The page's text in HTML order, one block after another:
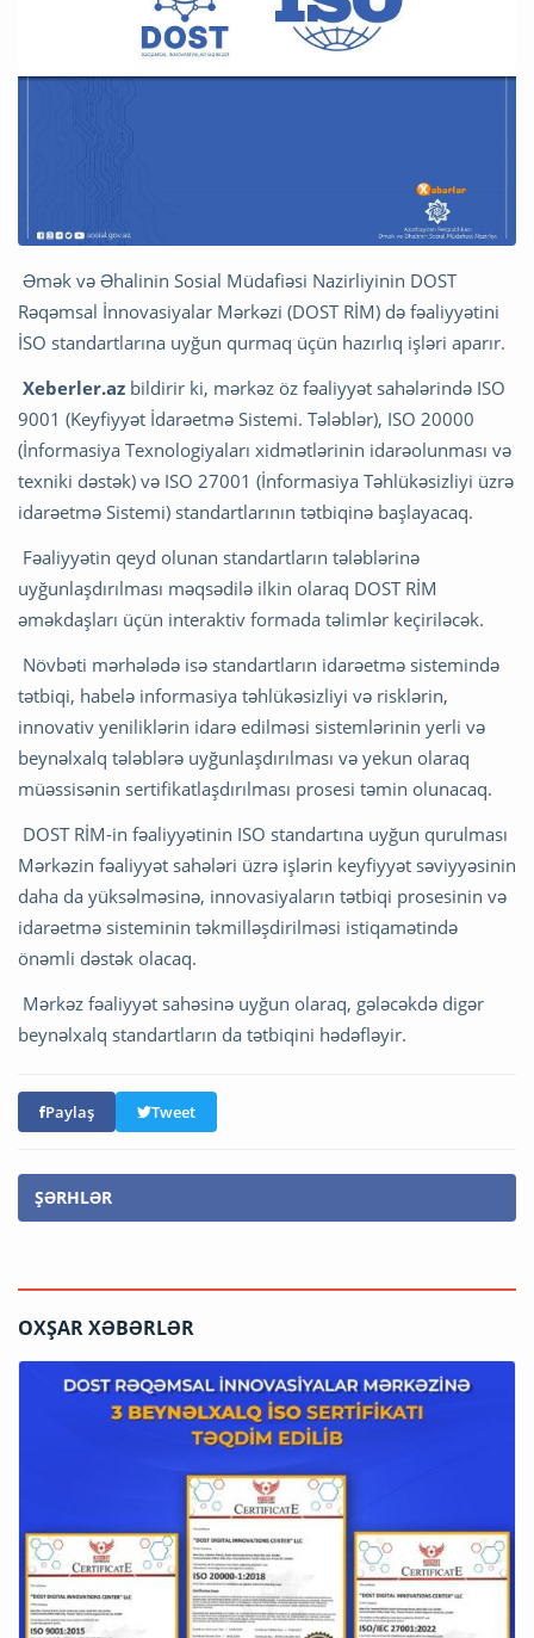
Əmək və Əhalinin Sosial Müdafiəsi Nazirliyinin DOST
Rəqəmsal İnnovasiyalar Mərkəzi (DOST RİM) də fəaliyyətini
İSO standartlarına uyğun qurmaq üçün hazırlıq işləri aparır.
Xeberler.az bildirir ki, mərkəz öz fəaliyyət sahələrində ISO
9001 (Keyfiyyət İdarəetmə Sistemi. Tələblər), ISO 20000
(İnformasiya Texnologiyaları xidmətlərinin idarəolunması və
texniki dəstək) və ISO 27001 (İnformasiya Təhlükəsizliyi üzrə
idarəetmə Sistemi) standartlarının tətbiqinə başlayacaq.
Fəaliyyətin qeyd olunan standartların tələblərinə
uyğunlaşdırılması məqsədilə ilkin olaraq DOST RİM
əməkdaşları üçün interaktiv formada təlimlər keçiriləcək.
Növbəti mərhələdə isə standartların idarəetmə sistemində
tətbiqi, habelə informasiya təhlükəsizliyi və risklərin,
innovativ yeniliklərin idarə edilməsi sistemlərinin yerli və
beynəlxalq tələblərə uyğunlaşdırılması və yekun olaraq
müəssisənin sertifikatlaşdırılması prosesi təmin olunacaq.
DOST RİM-in fəaliyyətinin ISO standartına uyğun qurulması
Mərkəzin fəaliyyət sahələri üzrə işlərin keyfiyyət səviyyəsinin
daha da yüksəlməsinə, innovasiyaların tətbiqi prosesinin və
idarəetmə sisteminin təkmilləşdirilməsi istiqamətində
önəmli dəstək olacaq.
Mərkəz fəaliyyət sahəsinə uyğun olaraq, gələcəkdə digər
beynəlxalq standartların da tətbiqini hədəfləyir.
Paylaş Tweet
ŞƏRHLƏR
OXŞAR XƏBƏRLƏR